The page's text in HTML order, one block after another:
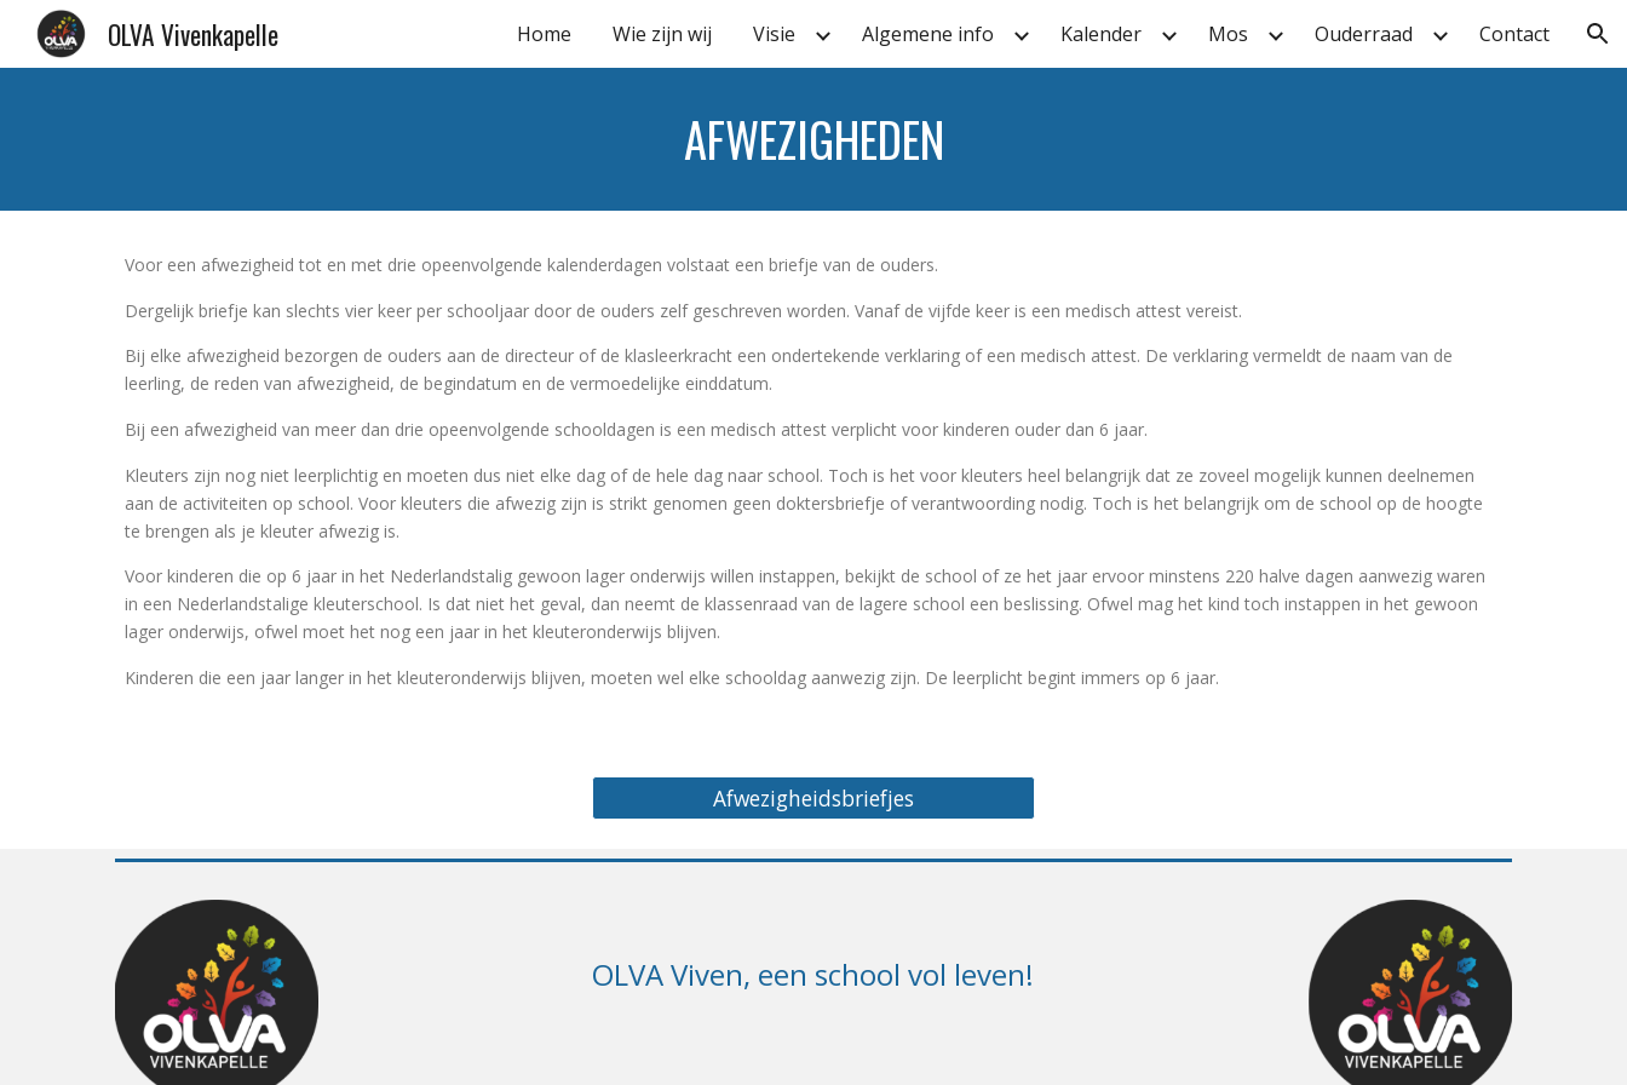
Skip to main content Skip to navigation
OLVA Vivenkapelle Home Wie zijn wij Visie Algemene info Kalender Mos Ouderraad Contact
AFWEZIGHEDEN
Voor een afwezigheid tot en met drie opeenvolgende kalenderdagen volstaat een briefje van de ouders.
Dergelijk briefje kan slechts vier keer per schooljaar door de ouders zelf geschreven worden. Vanaf de vijfde keer is een medisch attest vereist.
Bij elke afwezigheid bezorgen de ouders aan de directeur of de klasleerkracht een ondertekende verklaring of een medisch attest. De verklaring vermeldt de naam van de
leerling, de reden van afwezigheid, de begindatum en de vermoedelijke einddatum.
Bij een afwezigheid van meer dan drie opeenvolgende schooldagen is een medisch attest verplicht voor kinderen ouder dan 6 jaar.
Kleuters zijn nog niet leerplichtig en moeten dus niet elke dag of de hele dag naar school. Toch is het voor kleuters heel belangrijk dat ze zoveel mogelijk kunnen deelnemen
aan de activiteiten op school. Voor kleuters die afwezig zijn is strikt genomen geen doktersbriefje of verantwoording nodig. Toch is het belangrijk om de school op de hoogte
te brengen als je kleuter afwezig is.
Voor kinderen die op 6 jaar in het Nederlandstalig gewoon lager onderwijs willen instappen, bekijkt de school of ze het jaar ervoor minstens 220 halve dagen aanwezig waren
in een Nederlandstalige kleuterschool. Is dat niet het geval, dan neemt de klassenraad van de lagere school een beslissing. Ofwel mag het kind toch instappen in het gewoon
lager onderwijs, ofwel moet het nog een jaar in het kleuteronderwijs blijven.
Kinderen die een jaar langer in het kleuteronderwijs blijven, moeten wel elke schooldag aanwezig zijn. De leerplicht begint immers op 6 jaar.
Afwezigheidsbriefjes
OLVA Viven, een school vol leven!